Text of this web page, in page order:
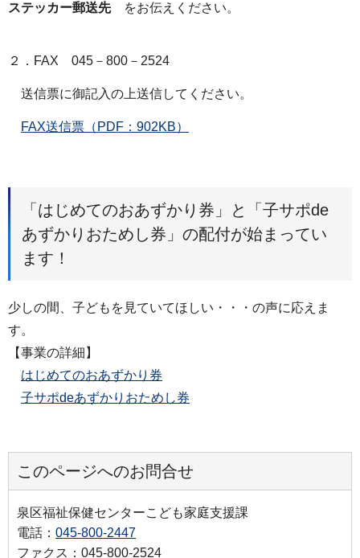
ステッカー郵送先をお伝えください。
２．FAX 045－800－2524
送信票に御記入の上送信してください。
FAX送信票（PDF：902KB）
「はじめてのおあずかり券」と「子サポde
あずかりおためし券」の配付が始まってい
ます！
少しの間、子どもを見ていてほしい・・・の声に応えま
す。
【事業の詳細】
はじめてのおあずかり券
子サポdeあずかりおためし券
このページへのお問合せ
泉区福祉保健センターこども家庭支援課
電話： 045-800-2447
ファクス：045-800-2524